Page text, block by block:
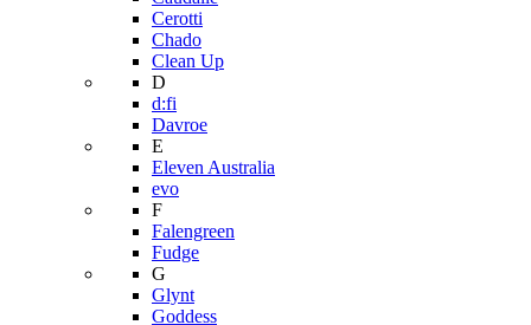
Cerotti
Chado
Clean Up
D
d:fi
Davroe
E
Eleven Australia
evo
F
Falengreen
Fudge
G
Glynt
Goddess